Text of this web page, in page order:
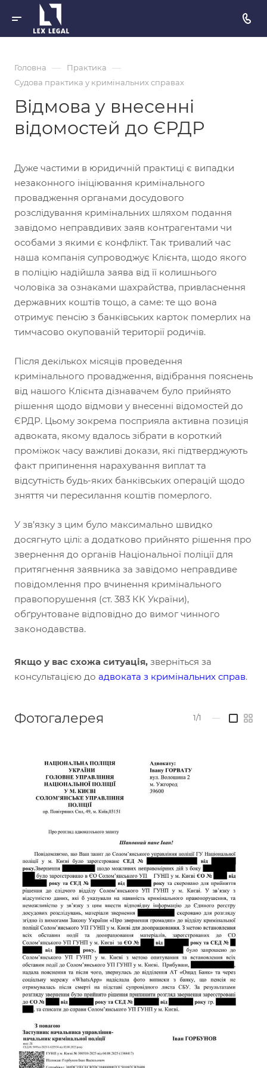
Головна — Практика —
Судова практика у кримінальних справах
Відмова у внесенні
відомостей до ЄРДР
Дуже частими в юридичній практиці є випадки
незаконного ініціювання кримінального
провадження органами досудового
розслідування кримінальних шляхом подання
завідомо неправдивих заяв контрагентами чи
особами з якими є конфлікт. Так тривалий час
наша компанія супроводжує Клієнта, щодо якого
в поліцію надійшла заява від її колишнього
чоловіка за ознаками шахрайства, привласнення
державних коштів тощо, а саме: те що вона
отримує пенсію з банківських карток померлих на
тимчасово окупованій території родичів.
Після декількох місяців проведення
кримінального провадження, відібрання пояснень
від нашого Клієнта дізнавачем було прийнято
рішення щодо відмови у внесенні відомостей до
ЄРДР. Цьому зокрема посприяла активна позиція
адвоката, якому вдалось зібрати в короткий
проміжок часу важливі докази, які підтверджують
факт припинення нарахування виплат та
відсутність будь-яких банківських операцій щодо
зняття чи пересилання коштів померлого.
У зв’язку з цим було максимально швидко
досягнуто цілі: а додатково прийнято рішення про
звернення до органів Національної поліції для
притягнення заявника за завідомо неправдиве
повідомлення про вчинення кримінального
правопорушення (ст. 383 КК України),
обґрунтоване відповідно до вимог чинного
законодавства.
Якщо у вас схожа ситуація, зверніться за
консультацією до адвоката з кримінальних справ.
Фотогалерея 1/1 —